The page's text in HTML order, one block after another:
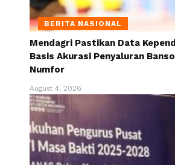
BERITA NASIONAL
Mendagri Pastikan Data
Basis Akurasi Penyaluran
Numfor
August 4, 2026